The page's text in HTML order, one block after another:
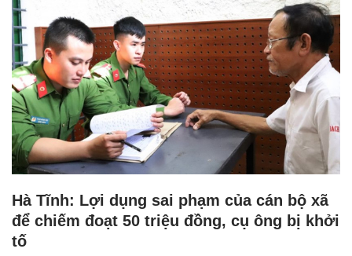
Hà Tĩnh: Lợi dụng sai phạm của cán bộ xã
để chiếm đoạt 50 triệu đồng, cụ ông bị khởi
tố